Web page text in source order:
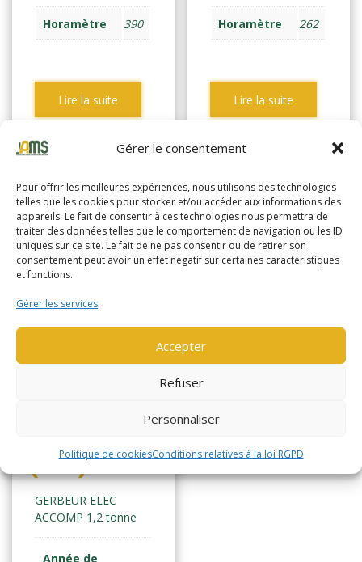
Gérer le consentement
Pour offrir les meilleures expériences, nous utilisons des technologies
telles que les cookies pour stocker et/ou accéder aux informations des
appareils. Le fait de consentir à ces technologies nous permettra de
traiter des données telles que le comportement de navigation ou les ID
uniques sur ce site. Le fait de ne pas consentir ou de retirer son
consentement peut avoir un effet négatif sur certaines caractéristiques
et fonctions.
Gérer les services
Accepter
Refuser
Personnaliser
Politique de cookiesConditions relatives à la loi RGPD
Horamètre 390
Lire la suite
Horamètre 262
Lire la suite
(1100)
GERBEUR ELEC
ACCOMP 1,2 tonne
Année de